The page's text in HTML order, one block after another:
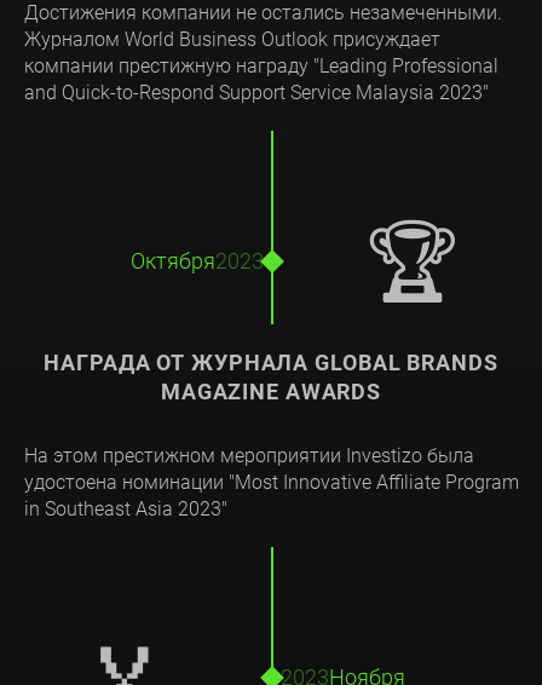
Достижения компании не остались незамеченными.
Журналом World Business Outlook присуждает
компании престижную награду "Leading Professional
and Quick-to-Respond Support Service Malaysia 2023"
НАГРАДА ОТ ЖУРНАЛА GLOBAL BRANDS
MAGAZINE AWARDS
На этом престижном мероприятии Investizo была
удостоена номинации "Most Innovative Affiliate Program
in Southeast Asia 2023"
Октября2023 🏆
Ноября
2023